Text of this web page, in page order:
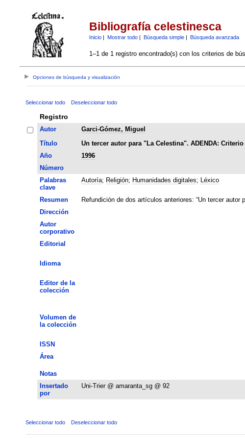
Bibliografía celestinesca
Inicio| Mostrar todo| Búsqueda simple| Búsqueda avanzada
1–1 de 1 registro encontrado(s) con los criterios de
Opciones de búsqueda y visualización
Seleccionar todo Deseleccionar todo
Registro
Autor
Garci-Gómez, Miguel
Título
Un tercer autor para "La Celestina". ADENDA:
Año
1996
Número
Palabras
clave
Autoría; Religión; Humanidades digitales; Léxico
Resumen
Refundición de dos artículos anteriores: “Un tercer autor
Dirección
Autor
corporativo
Editorial
Idioma
Editor de la
colección
Volumen de
la colección
ISSN
Área
Notas
Insertado
por
Uni-Trier @ amaranta_sg @ 92
Seleccionar todo Deseleccionar todo